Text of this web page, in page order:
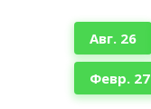
Авг. 26
Февр. 27